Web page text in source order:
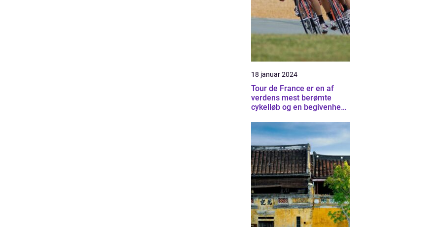
18 januar 2024
Tour de France er en af
verdens mest berømte
cykelløb og en begivenhed,
tilskuere hvert år